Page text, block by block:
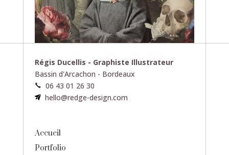
Régis Ducellis - Graphiste Illustrateur
Bassin d'Arcachon - Bordeaux
06 43 01 26 30
hello@redge-design.com
Accueil
Portfolio